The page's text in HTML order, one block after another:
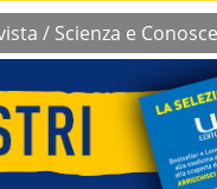
/ Scienza e